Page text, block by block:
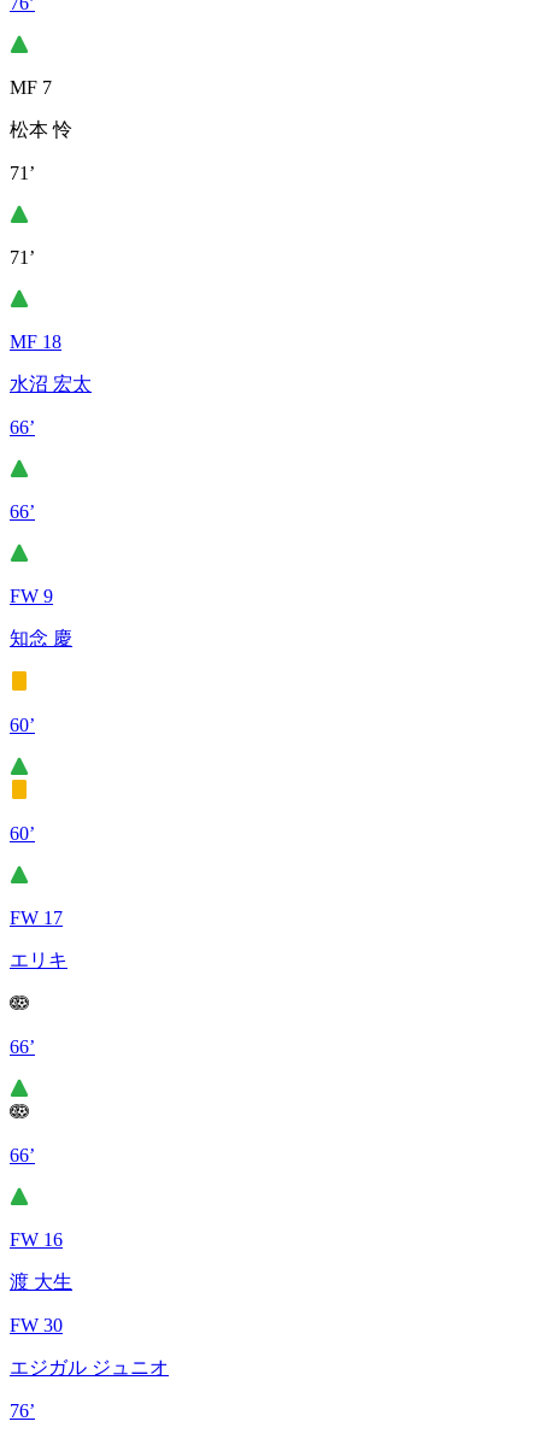
MF 7
松本 怜
71’
71’
MF 18
水沼 宏太
66’
66’
FW 9
知念 慶
60’
60’
FW 17
エリキ
66’
66’
FW 16
渡 大生
FW 30
エジガル ジュニオ
76’